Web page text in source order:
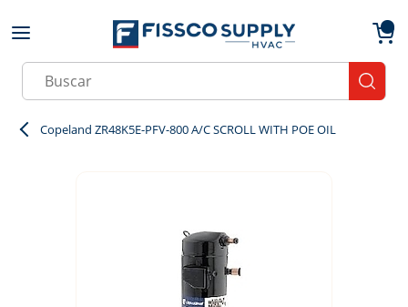
Skip to main content
Site Search
Copeland ZR48K5E-PFV-800 A/C SCROLL WITH POE OIL